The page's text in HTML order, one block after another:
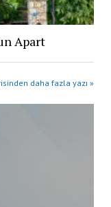
Apart
daha fazla yazı »